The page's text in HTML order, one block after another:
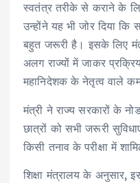
स्वतंत्र तरीके से कराने के
उन्होंने यह भी जोर दिया कि
बहुत जरूरी है। इसके लिए
अलग राज्यों में जाकर
महानिदेशक के नेतृत्व वाले
मंत्री ने राज्य सरकारों के
छात्रों को सभी जरूरी
किसी तनाव के परीक्षा में
शिक्षा मंत्रालय के अनुसार,